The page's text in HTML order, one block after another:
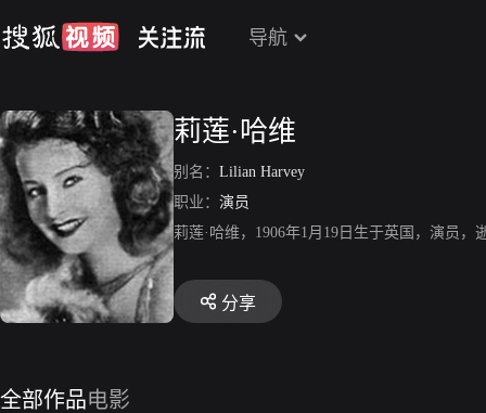
导航
莉莲·哈维
别名： Lilian Harvey
职业： 演员
莉莲·哈维，1906年1月19日生于英国，演员
分享
全部作品电影